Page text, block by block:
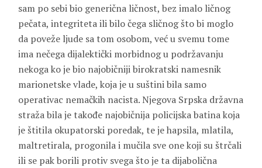
sam po sebi bio generična ličnost, bez imalo ličnog
pečata, integriteta ili bilo čega sličnog što bi moglo
da poveže ljude sa tom osobom, već u svemu tome
ima nečega dijalektički morbidnog u podržavanju
nekoga ko je bio najobičniji birokratski namesnik
marionetske vlade, koja je u suštini bila samo
operativac nemačkih nacista. Njegova Srpska državna
straža bila je takođe najobičnija policijska batina koja
je štitila okupatorski poredak, te je hapsila, mlatila,
maltretirala, progonila i mučila sve one koji su štrčali
ili se pak borili protiv svega što je ta dijabolična